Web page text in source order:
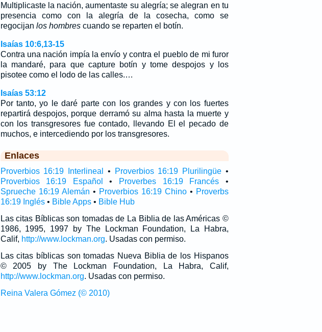
Multiplicaste la nación, aumentaste su alegría; se alegran en tu
presencia como con la alegría de la cosecha, como se
regocijan los hombrescuando se reparten el botín.
Isaías 10:6,13-15
Contra una nación impía la envío y contra el pueblo de mi furor
la mandaré, para que capture botín y tome despojos y los
pisotee como el lodo de las calles.…
Isaías 53:12
Por tanto, yo le daré parte con los grandes y con los fuertes
repartirá despojos, porque derramó su alma hasta la muerte y
con los transgresores fue contado, llevando El el pecado de
muchos, e intercediendo por los transgresores.
Enlaces
Proverbios 16:19 Interlineal • Proverbios 16:19 Plurilingüe •
Proverbios 16:19 Español
• Proverbes 16:19 Francés •
Sprueche 16:19 Alemán • Proverbios 16:19 Chino• Proverbs
16:19 Inglés• Bible Apps• Bible Hub
Las citas Bíblicas son tomadas de La Biblia de las Américas ©
1986, 1995, 1997 by The Lockman Foundation, La Habra,
Calif, http://www.lockman.org. Usadas con permiso.
Las citas bíblicas son tomadas Nueva Biblia de los Hispanos
© 2005 by The Lockman Foundation, La Habra, Calif,
http://www.lockman.org. Usadas con permiso.
Reina Valera Gómez (© 2010)